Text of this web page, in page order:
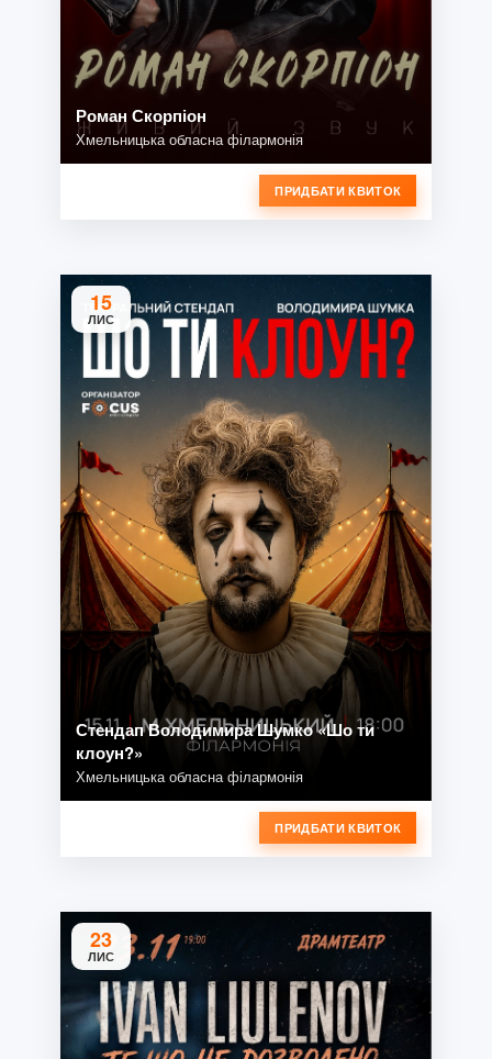
Роман Скорпіон
Хмельницька обласна філармонія
ПРИДБАТИ КВИТОК
15
ЛИС
Стендап Володимира Шумко «Шо ти
клоун?»
Хмельницька обласна філармонія
ПРИДБАТИ КВИТОК
23
ЛИС